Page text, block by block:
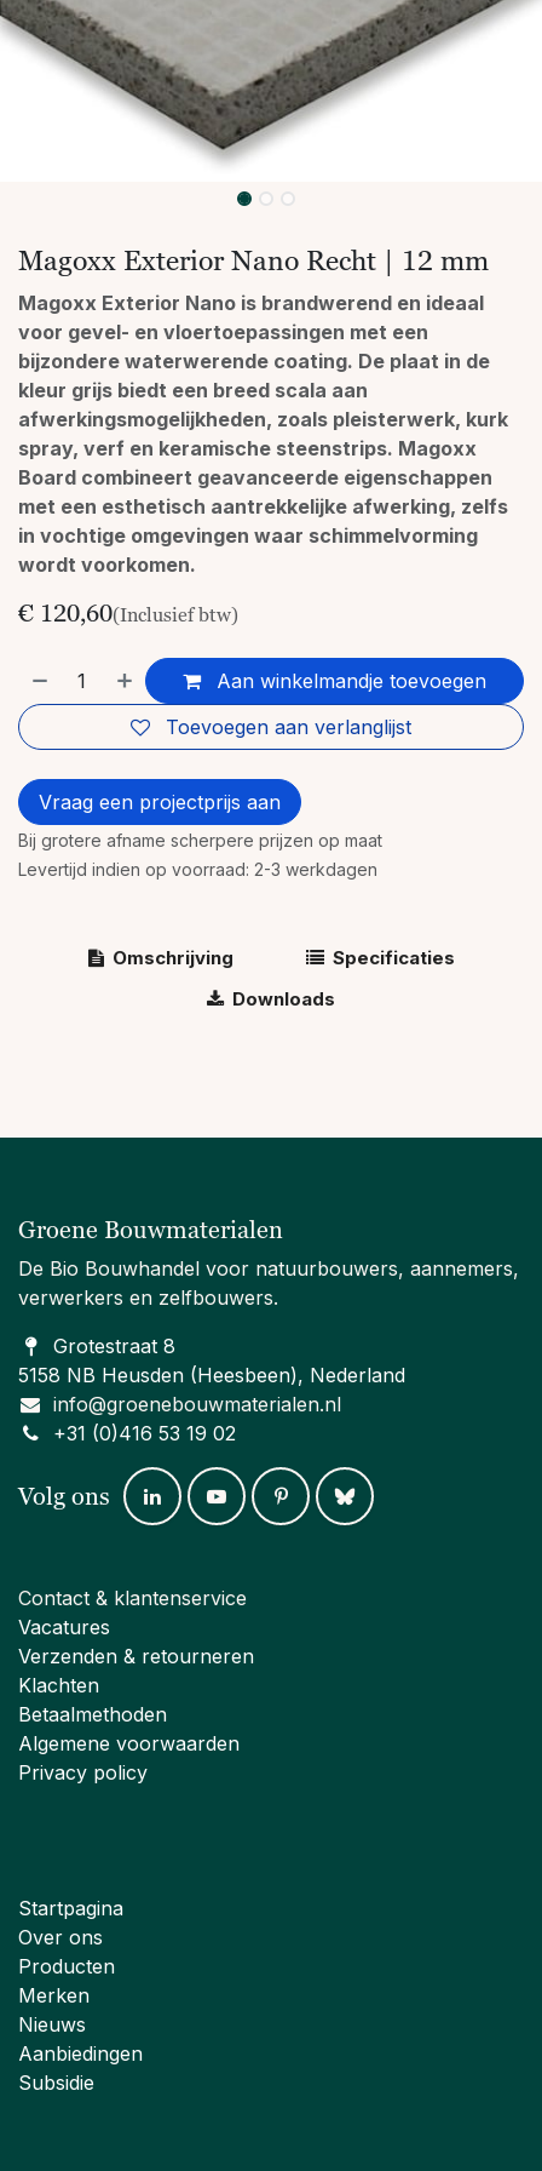
Magoxx Exterior Nano Recht | 12 mm
Magoxx Exterior Nano is brandwerend en ideaal
voor gevel- en vloertoepassingen met een
bijzondere waterwerende coating. De plaat in de
kleur grijs biedt een breed scala aan
afwerkingsmogelijkheden, zoals pleisterwerk, kurk
spray, verf en keramische steenstrips. Magoxx
Board combineert geavanceerde eigenschappen
met een esthetisch aantrekkelijke afwerking, zelfs
in vochtige omgevingen waar schimmelvorming
wordt voorkomen.
€ 120,60(Inclusief btw)
Aan winkelmandje toevoegen
Toevoegen aan verlanglijst
Vraag een projectprijs aan
Bij grotere afname scherpere prijzen op maat
Levertijd indien op voorraad: 2-3 werkdagen
Omschrijving
Specificaties
Downloads
Groene Bouwmaterialen
De Bio Bouwhandel voor natuurbouwers, aannemers,
verwerkers en zelfbouwers.
Grotestraat 8
5158 NB Heusden (Heesbeen), Nederland
info@groenebouwmaterialen.nl
+31 (0)416 53 19 02
Volg ons
Contact & klantenservice
Vacatures
Verzenden & retourneren
Klachten
Betaalmethoden
Algemene voorwaarden
Privacy policy
Startpagina
Over ons
Producten
Merken
Nieuws
Aanbiedingen
Subsidie